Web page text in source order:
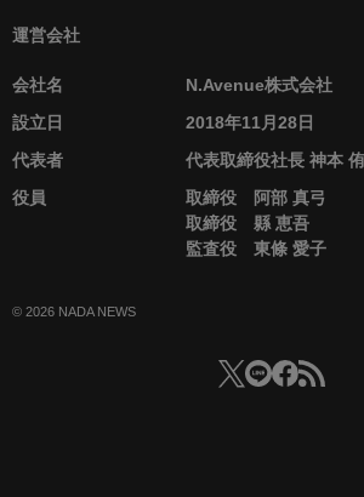
運営会社
会社名
N.Avenue株式会社
設立日
2018年11月28日
代表者
代表取締役社長 神本
役員
取締役 阿部 真弓
取締役 縣 恵吾
監査役 東條 愛子
© 2026 NADA NEWS